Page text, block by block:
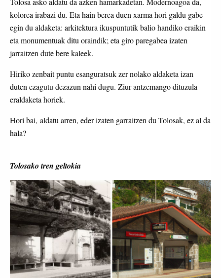
kolorea irabazi du. Eta hain berea duen xarma hori galdu gabe
egin du aldaketa: arkitektura ikuspuntutik balio handiko eraikin
eta monumentuak ditu oraindik; eta giro paregabea izaten
jarraitzen dute bere kaleek.
Hiriko zenbait puntu esanguratsuk zer nolako aldaketa izan
duten ezagutu dezazun nahi dugu. Ziur antzemango dituzula
eraldaketa horiek.
Hori bai, aldatu arren, eder izaten garraitzen du Tolosak, ez al da
hala?
Tolosako tren geltokia